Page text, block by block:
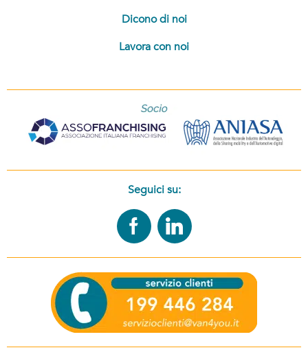
Dicono di noi
Lavora con noi
Seguici su: